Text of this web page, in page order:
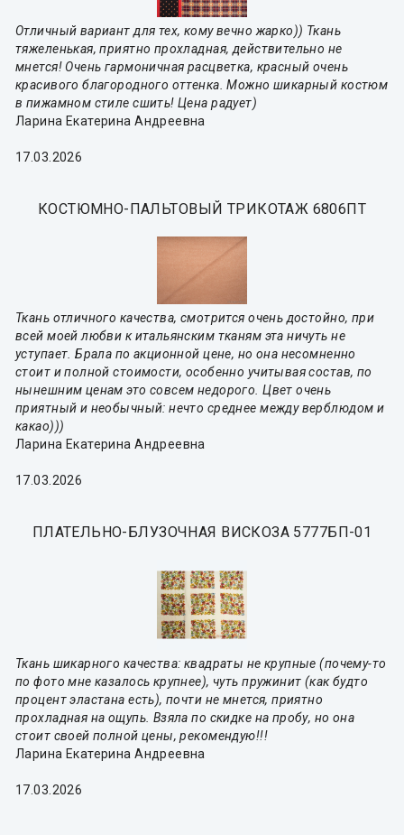
Отличный вариант для тех, кому вечно жарко)) Ткань
тяжеленькая, приятно прохладная, действительно не
мнется! Очень гармоничная расцветка, красный очень
красивого благородного оттенка. Можно шикарный костюм
в пижамном стиле сшить! Цена радует)
Ларина Екатерина Андреевна
17.03.2026
КОСТЮМНО-ПАЛЬТОВЫЙ ТРИКОТАЖ 6806ПТ
Ткань отличного качества, смотрится очень достойно, при
всей моей любви к итальянским тканям эта ничуть не
уступает. Брала по акционной цене, но она несомненно
стоит и полной стоимости, особенно учитывая состав, по
нынешним ценам это совсем недорого. Цвет очень
приятный и необычный: нечто среднее между верблюдом и
какао)))
Ларина Екатерина Андреевна
17.03.2026
ПЛАТЕЛЬНО-БЛУЗОЧНАЯ ВИСКОЗА 5777БП-01
Ткань шикарного качества: квадраты не крупные (почему-то
по фото мне казалось крупнее), чуть пружинит (как будто
процент эластана есть), почти не мнется, приятно
прохладная на ощупь. Взяла по скидке на пробу, но она
стоит своей полной цены, рекомендую!!!
Ларина Екатерина Андреевна
17.03.2026